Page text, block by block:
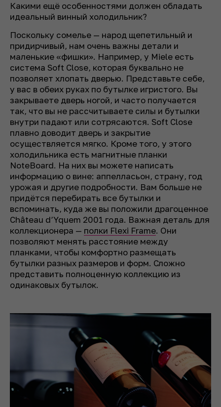
Какими ещё особенностями должен обладать
идеальный винный холодильник?
Поскольку сомелье — народ щепетильный и
придирчивый, нам очень важны детали и
маленькие «фишки». Например, у Miele есть
система Soft Close, которая буквально не
позволяет хлопать дверью. Представьте себе,
у вас в обеих руках по бутылке игристого. Вы
закрываете дверь ногой, и часто получается
так, что вы не рассчитываете силы и бутылки
внутри падают или сотрясаются. Soft Close
плавно доводит дверь и закрытие
осуществляется мягко. Кроме того, у этого
холодильника есть магнитные планки
NoteBoard. На них вы можете написать
информацию о вине: аппелласьон, страну, год
урожая и другие подробности. Вам больше не
придётся перебирать все бутылки и
вспоминать, куда же вы положили драгоценное
Château d’Yquem 2001 года. Важная деталь для
коллекционера — полки Flexi Frame. Они
позволяют менять расстояние между
планками, чтобы комфортно размещать
бутылки разных размеров и форм. Сложно
представить полноценную коллекцию из
одинаковых бутылок.